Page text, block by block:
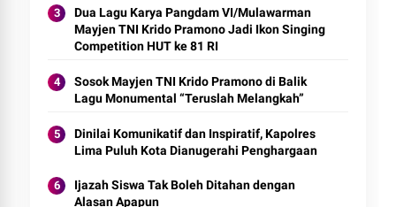
Dua Lagu Karya Pangdam VI/Mulawarman
Mayjen TNI Krido Pramono Jadi Ikon Singing
Competition HUT ke 81 RI
Sosok Mayjen TNI Krido Pramono di Balik
Lagu Monumental “Teruslah Melangkah”
Dinilai Komunikatif dan Inspiratif, Kapolres
Lima Puluh Kota Dianugerahi Penghargaan
Ijazah Siswa Tak Boleh Ditahan dengan
Alasan Apapun